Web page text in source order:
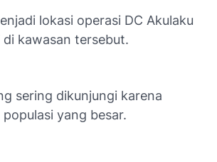
lokasi operasi DC Akulaku
kawasan tersebut.
sering dikunjungi karena
yang besar.